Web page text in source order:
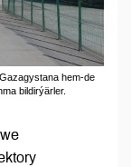
hem-de
bildirýärler.